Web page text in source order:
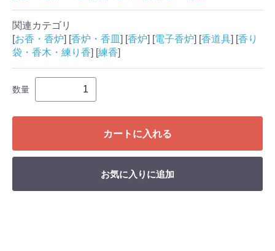
関連カテゴリ
[お香・香炉] [香炉・香皿 ] [香炉] [電子香炉] [香道具] [香り
袋・香木・練り香] [練香]
数量
カートに入れる
お気に入りに追加